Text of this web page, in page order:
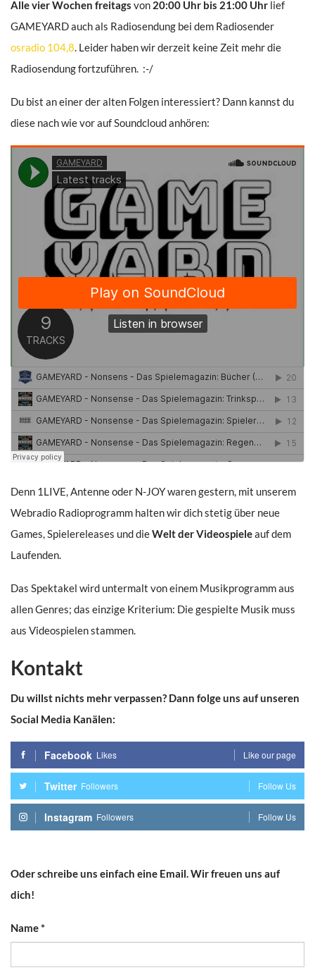
Alle vier Wochen freitags von 20:00 Uhr bis 21:00 Uhr lief
GAMEYARD auch als Radiosendung bei dem Radiosender
osradio 104,8. Leider haben wir derzeit keine Zeit mehr die
Radiosendung fortzuführen. :-/
Du bist an einer der alten Folgen interessiert? Dann kannst du
diese nach wie vor auf Soundcloud anhören:
Denn 1LIVE, Antenne oder N-JOY waren gestern, mit unserem
Webradio Radioprogramm halten wir dich stetig über neue
Games, Spielereleases und dieWelt der Videospieleauf dem
Laufenden.
Das Spektakel wird untermalt von einem Musikprogramm aus
allen Genres; das einzige Kriterium: Die gespielte Musik muss
aus Videospielen stammen.
Kontakt
Du willst nichts mehr verpassen? Dann folge uns auf unseren
Social Media Kanälen:
Facebook Likes Like our page
Twitter Followers Follow Us
Instagram Followers Follow Us
Oder schreibe uns einfach eine Email. Wir freuen uns auf
dich!
Name*